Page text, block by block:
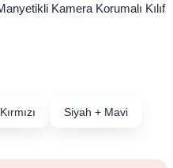
Kamera Korumalı Kılıf
Siyah + Mavi